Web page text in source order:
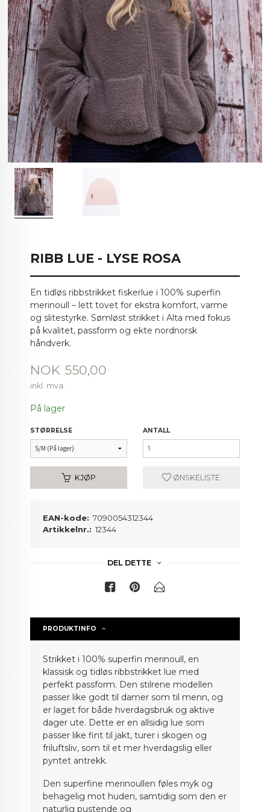
RIBB LUE - LYSE ROSA
En tidløs ribbstrikket fiskerlue i 100% superfin
merinoull – lett tovet for ekstra komfort, varme
og slitestyrke. Sømløst strikket i Alta med fokus
på kvalitet, passform og ekte nordnorsk
håndverk.
Pris
NOK 550,00
inkl. mva.
På lager
STØRRELSE ANTALL
KJØP ØNSKELISTE
EAN-kode: 7090054312344
Artikkelnr.: 12344
DEL DETTE
PRODUKTINFO
Strikket i 100% superfin merinoull, en
klassisk og tidløs ribbstrikket lue med
perfekt passform. Den stilrene modellen
passer like godt til damer som til menn, og
er laget for både hverdagsbruk og aktive
dager ute. Dette er en allsidig lue som
passer like fint til jakt, turer i skogen og
friluftsliv, som til et mer hverdagslig eller
pyntet antrekk.
Den superfine merinoullen føles myk og
behagelig mot huden, samtidig som den er
naturlig pustende og